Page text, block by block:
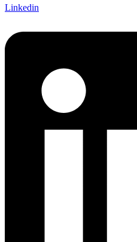
Linkedin